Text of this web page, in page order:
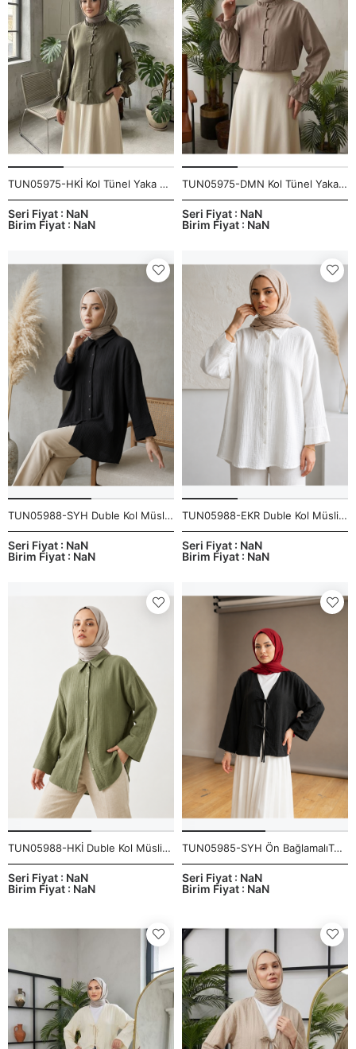
TUN05975-HKİ Kol Tünel Yaka Fırfır Tunik-Haki
Birim Fiyat : NaN
Seri Fiyat : NaN
TUN05975-DMN Kol Tünel Yaka Fırfır Tunik-Duman
Birim Fiyat : NaN
Seri Fiyat : NaN
TUN05988-SYH Duble Kol Müslin Gömlek-Siyah
Birim Fiyat : NaN
Seri Fiyat : NaN
TUN05988-EKR Duble Kol Müslin Gömlek-Ekru
Birim Fiyat : NaN
Seri Fiyat : NaN
TUN05988-HKİ Duble Kol Müslin Gömlek-Haki
Birim Fiyat : NaN
Seri Fiyat : NaN
TUN05985-SYH Ön BağlamalıTunik-Siyah
Birim Fiyat : NaN
Seri Fiyat : NaN